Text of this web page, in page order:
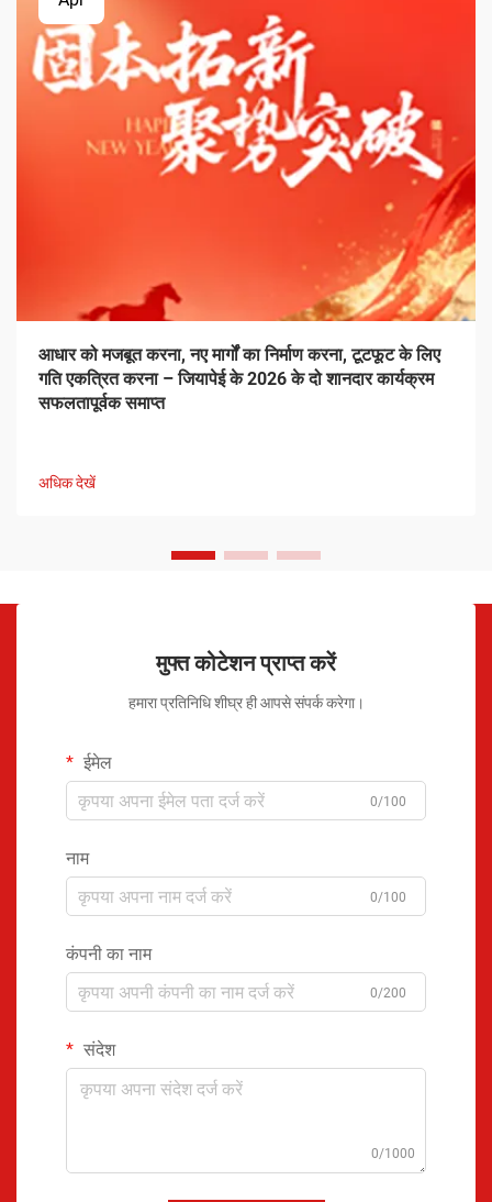
आधार को मजबूत करना, नए मार्गों का निर्माण करना, टूटफूट के लिए
गति एकत्रित करना – जियापेई के 2026 के दो शानदार कार्यक्रम
सफलतापूर्वक समाप्त
अधिक देखें
मुफ्त कोटेशन प्राप्त करें
हमारा प्रतिनिधि शीघ्र ही आपसे संपर्क करेगा।
ईमेल
0/100
नाम
0/100
कंपनी का नाम
0/200
संदेश
0/1000